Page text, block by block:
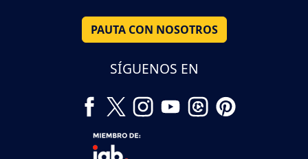
PAUTA CON NOSOTROS
SÍGUENOS EN